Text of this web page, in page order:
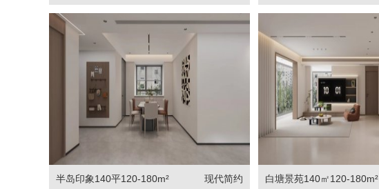
半岛印象140平120-180m² 现代简约 白塘景苑140㎡120-180m²